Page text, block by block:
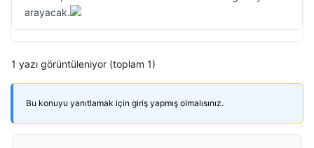
arayacak.
1 yazı görüntüleniyor (toplam 1)
Bu konuyu yanıtlamak için giriş yapmış olmalısınız.